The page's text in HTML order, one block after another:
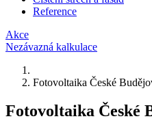
Reference
Akce
Nezávazná kalkulace
Fotovoltaika České
Fotovoltaika České